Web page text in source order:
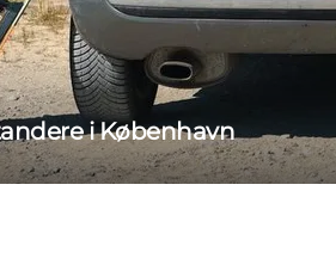
i København